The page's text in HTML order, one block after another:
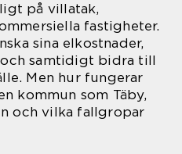
på villatak,
fastigheter.
sina elkostnader,
samtidigt bidra till
Men hur fungerar
kommun som Täby,
och vilka fallgropar